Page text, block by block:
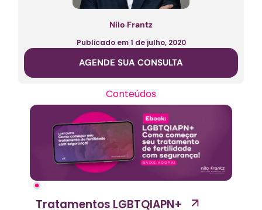
Nilo Frantz
Publicado em 1 de julho, 2020
AGENDE SUA CONSULTA
Conteúdos
Tratamentos LGBTQIAPN+